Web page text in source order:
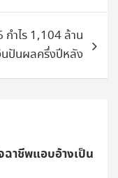
กำไร 1,104 ล้าน
นปันผลครึ่งปีหลัง
ฉาชีพแอบอ้างเป็น